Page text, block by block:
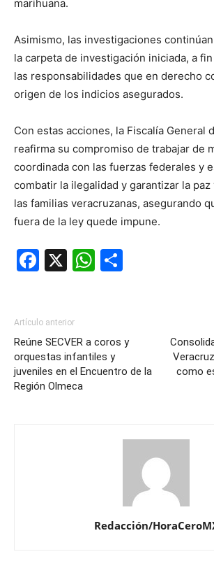
marihuana.
Asimismo, las investigaciones
la carpeta de investigación iniciada, a
las responsabilidades que en derecho
origen de los indicios asegurados.
Con estas acciones, la Fiscalía General
reafirma su compromiso de trabajar de
coordinada con las fuerzas federales y
combatir la ilegalidad y garantizar la
las familias veracruzanas, asegurando
fuera de la ley quede impune.
Facebook
X WhatsApp
Artículo anterior
Reúne SECVER a coros y
orquestas infantiles y
juveniles en el Encuentro de la
Región Olmeca
como
Redacción/